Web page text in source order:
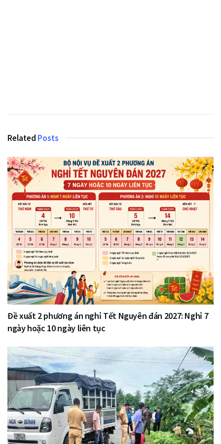
Related Posts
Đề xuất 2 phương án nghỉ Tết Nguyên đán 2027: Nghỉ 7
ngày hoặc 10 ngày liên tục